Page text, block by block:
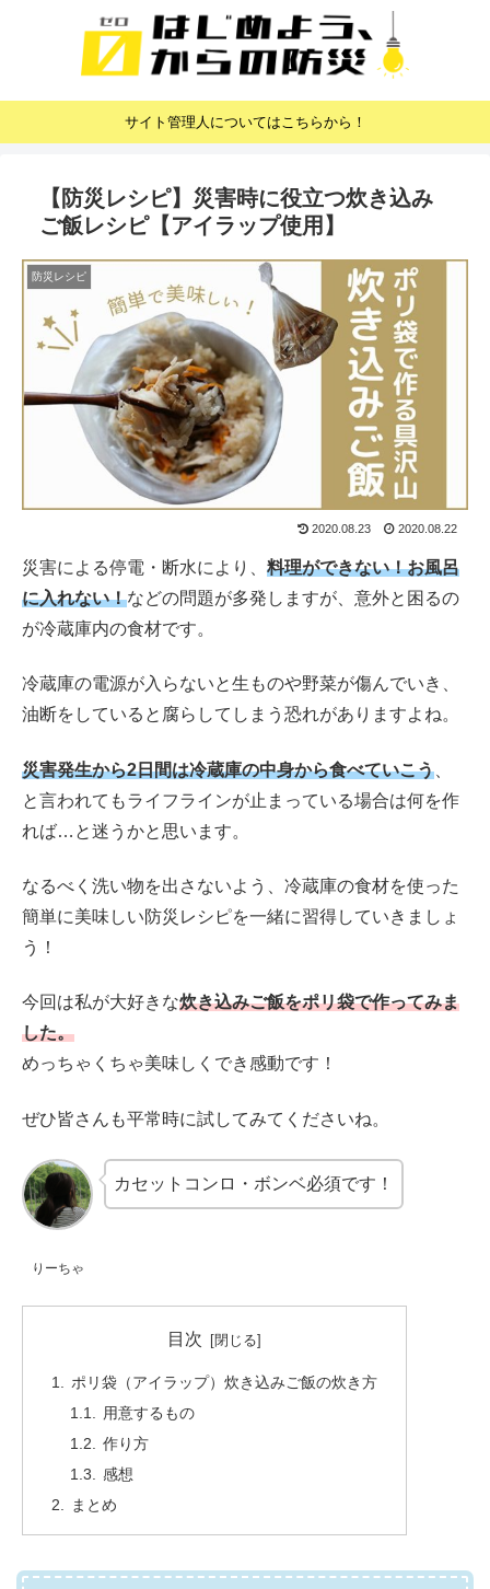
サイト管理人についてはこちらから！
【防災レシピ】災害時に役立つ炊き込み
ご飯レシピ【アイラップ使用】
防災レシピ
2020.08.23 2020.08.22
災害による停電・断水により、 料理ができない！お風呂
に入れない！などの問題が多発しますが、意外と困るの
が冷蔵庫内の食材です。
冷蔵庫の電源が入らないと生ものや野菜が傷んでいき、
油断をしていると腐らしてしまう恐れがありますよね。
災害発生から2日間は冷蔵庫の中身から食べていこう
と言われてもライフラインが止まっている場合は何を作
れば…と迷うかと思います。
なるべく洗い物を出さないよう、冷蔵庫の食材を使った
簡単に美味しい防災レシピを一緒に習得していきましょ
う！
今回は私が大好きな炊き込みご飯をポリ袋で作ってみま
した。
めっちゃくちゃ美味しくでき感動です！
ぜひ皆さんも平常時に試してみてくださいね。
りーちゃ
カセットコンロ・ボンベ必須です！
目次
ポリ袋（アイラップ）炊き込みご飯の炊き方
用意するもの
作り方
感想
まとめ